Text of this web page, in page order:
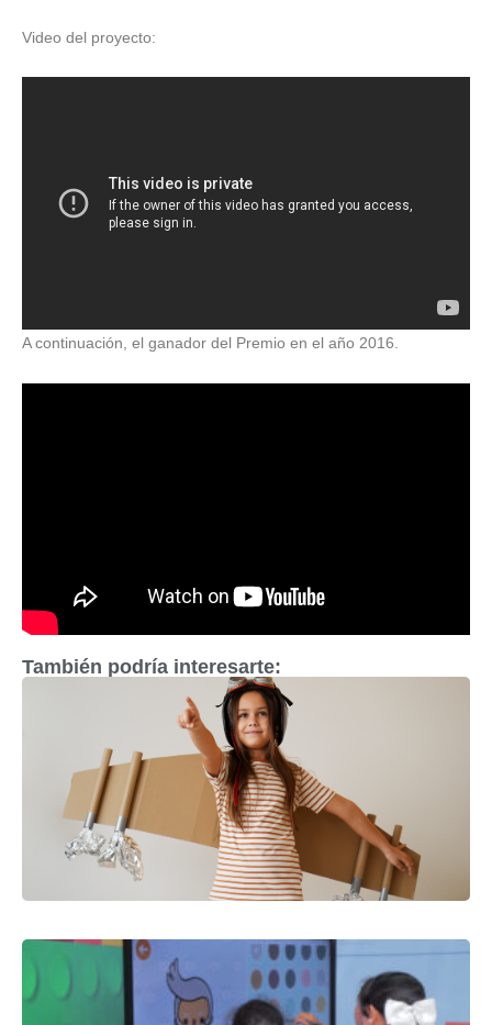
Video del proyecto:
A continuación, el ganador del Premio en el año 2016.
También podría interesarte: